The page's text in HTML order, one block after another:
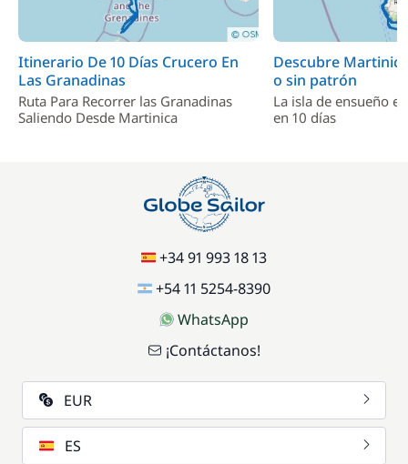
Itinerario De 10 Días Crucero En
Las Granadinas
Ruta Para Recorrer las Granadinas
Saliendo Desde Martinica
Descubre
o sin patrón
La isla de ensueño
en 10 días
+34 91 993 18 13
+54 11 5254-8390
WhatsApp
¡Contáctanos!
EUR
ES